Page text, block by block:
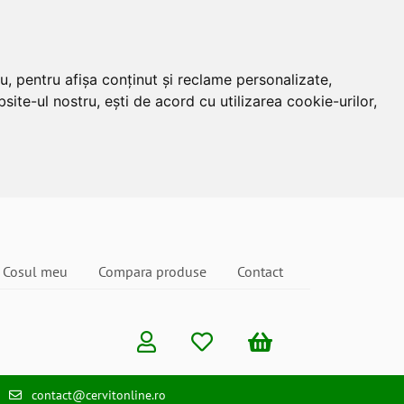
pentru afișa conținut și reclame personalizate,
ul nostru, ești de acord cu utilizarea cookie-urilor,
Cosul meu Compara produse Contact
contact@cervitonline.ro